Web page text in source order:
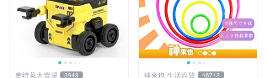
奧特萊大賣場 3948 神來也 生活百貨 46713